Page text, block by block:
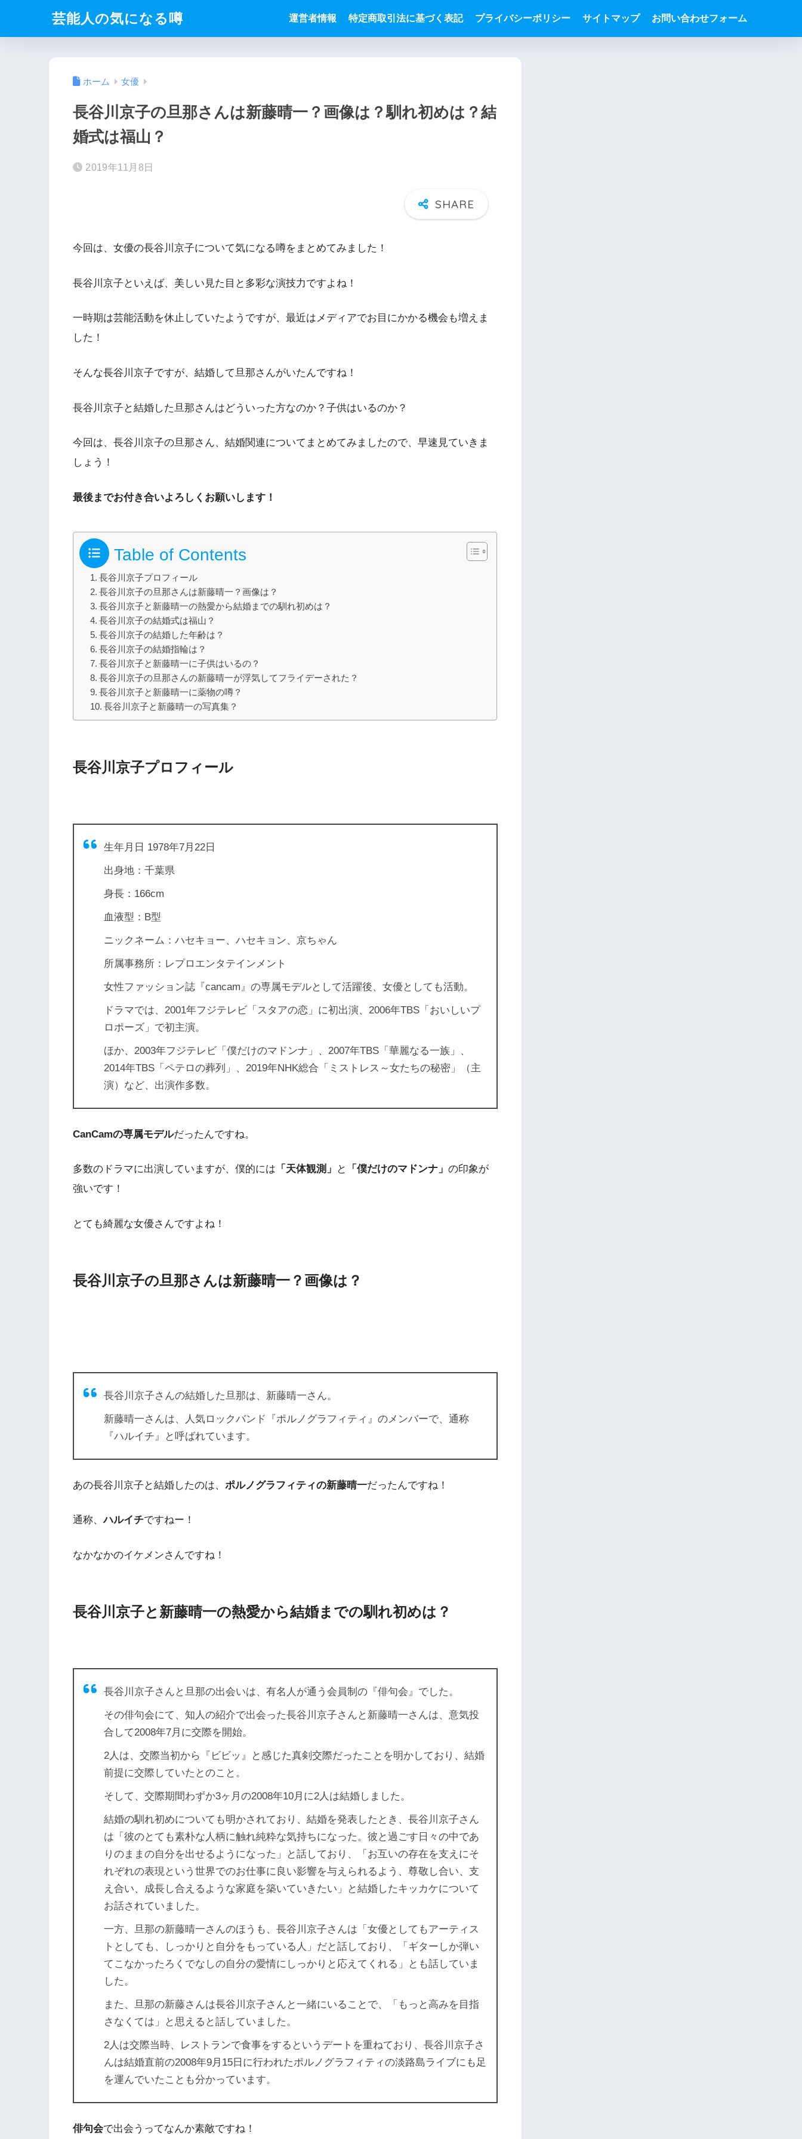
芸能人の気になる噂 運営者情報 特定商取引法に基づく表記 プライバシーポリシー サイトマップ お問い合わせフォーム
ホーム 女優
長谷川京子の旦那さんは新藤晴一？画像は？馴れ初めは？結
婚式は福山？
2019年11月8日
今回は、女優の長谷川京子について気になる噂をまとめてみました！
長谷川京子といえば、美しい見た目と多彩な演技力ですよね！
一時期は芸能活動を休止していたようですが、最近はメディアでお目にかかる機会も増えま
した！
そんな長谷川京子ですが、結婚して旦那さんがいたんですね！
長谷川京子と結婚した旦那さんはどういった方なのか？子供はいるのか？
今回は、長谷川京子の旦那さん、結婚関連についてまとめてみましたので、早速見ていきま
しょう！
最後までお付き合いよろしくお願いします！
Table of Contents
長谷川京子プロフィール
長谷川京子の旦那さんは新藤晴一？画像は？
長谷川京子と新藤晴一の熱愛から結婚までの馴れ初めは？
長谷川京子の結婚式は福山？
長谷川京子の結婚した年齢は？
長谷川京子の結婚指輪は？
長谷川京子と新藤晴一に子供はいるの？
長谷川京子の旦那さんの新藤晴一が浮気してフライデーされた？
長谷川京子と新藤晴一に薬物の噂？
長谷川京子と新藤晴一の写真集？
長谷川京子プロフィール
生年月日 1978年7月22日
出身地：千葉県
身長：166cm
血液型：B型
ニックネーム：ハセキョー、ハセキョン、京ちゃん
所属事務所：レプロエンタテインメント
女性ファッション誌『cancam』の専属モデルとして活躍後、女優としても活動。
ドラマでは、2001年フジテレビ「スタアの恋」に初出演、2006年TBS「おいしいプ
ロポーズ」で初主演。
ほか、2003年フジテレビ「僕だけのマドンナ」、2007年TBS「華麗なる一族」、
2014年TBS「ペテロの葬列」、2019年NHK総合「ミストレス～女たちの秘密」（主
演）など、出演作多数。
CanCamの専属モデルだったんですね。
多数のドラマに出演していますが、僕的には 「天体観測」 と 「僕だけのマドンナ」 の印象が
強いです！
とても綺麗な女優さんですよね！
長谷川京子の旦那さんは新藤晴一？画像は？
長谷川京子さんの結婚した旦那は、新藤晴一さん。
新藤晴一さんは、人気ロックバンド『ポルノグラフィティ』のメンバーで、通称
『ハルイチ』と呼ばれています。
あの長谷川京子と結婚したのは、 ポルノグラフィティの新藤晴一だったんですね！
通称、ハルイチですねー！
なかなかのイケメンさんですね！
長谷川京子と新藤晴一の熱愛から結婚までの馴れ初めは？
長谷川京子さんと旦那の出会いは、有名人が通う会員制の『俳句会』でした。
その俳句会にて、知人の紹介で出会った長谷川京子さんと新藤晴一さんは、意気投
合して2008年7月に交際を開始。
2人は、交際当初から『ビビッ』と感じた真剣交際だったことを明かしており、結婚
前提に交際していたとのこと。
そして、交際期間わずか3ヶ月の2008年10月に2人は結婚しました。
結婚の馴れ初めについても明かされており、結婚を発表したとき、長谷川京子さん
は「彼のとても素朴な人柄に触れ純粋な気持ちになった。彼と過ごす日々の中であ
りのままの自分を出せるようになった」と話しており、「お互いの存在を支えにそ
れぞれの表現という世界でのお仕事に良い影響を与えられるよう、尊敬し合い、支
え合い、成長し合えるような家庭を築いていきたい」と結婚したキッカケについて
お話されていました。
一方、旦那の新藤晴一さんのほうも、長谷川京子さんは「女優としてもアーティス
トとしても、しっかりと自分をもっている人」だと話しており、「ギターしか弾い
てこなかったろくでなしの自分の愛情にしっかりと応えてくれる」とも話していま
した。
また、旦那の新藤さんは長谷川京子さんと一緒にいることで、「もっと高みを目指
さなくては」と思えると話していました。
2人は交際当時、レストランで食事をするというデートを重ねており、長谷川京子さ
んは結婚直前の2008年9月15日に行われたポルノグラフィティの淡路島ライブにも足
を運んでいたことも分かっています。
俳句会で出会うってなんか素敵ですね！